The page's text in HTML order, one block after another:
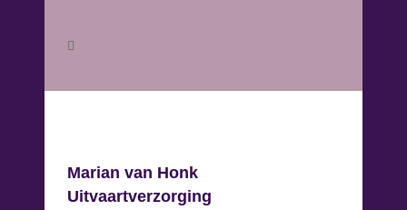
Marian van Honk
Uitvaartverzorging